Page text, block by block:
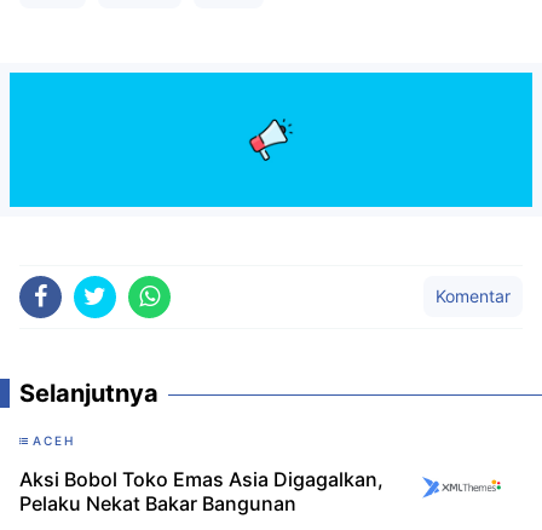
Komentar
Selanjutnya
ACEH
Aksi Bobol Toko Emas Asia Digagalkan,
Pelaku Nekat Bakar Bangunan